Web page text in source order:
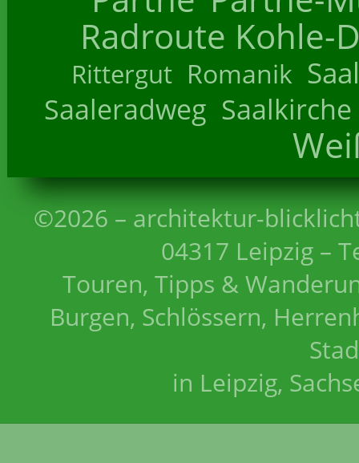
Radroute Kohle-
Rittergut Romanik
Saaleradweg Saalkirche
©2026 – architektur-
04317 Leipzig –
Touren, Tipps &
Burgen, Schlössern,
in Leipzig,